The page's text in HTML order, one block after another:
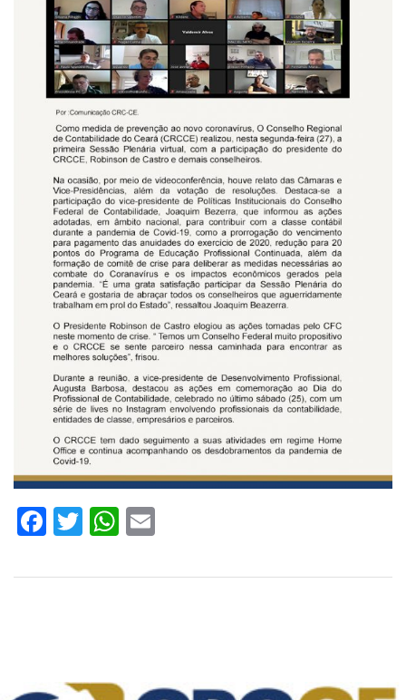
Facebook
TwitterWhatsApp